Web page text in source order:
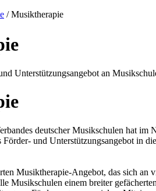
/Musiktherapie
Unterstützungsangebot an
deutscher Musikschulen hat im
Förder- und Unterstützungsangebot in
Musiktherapie-Angebot, das sich an
Musikschulen einem breiter